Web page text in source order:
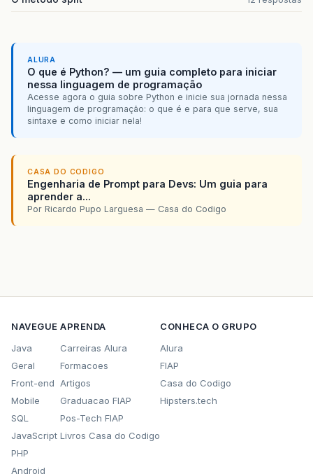
ALURA
O que é Python? — um guia completo para iniciar
nessa linguagem de programação
Acesse agora o guia sobre Python e inicie sua jornada nessa
linguagem de programação: o que é e para que serve, sua
sintaxe e como iniciar nela!
CASA DO CODIGO
Engenharia de Prompt para Devs: Um guia para
aprender a...
Por Ricardo Pupo Larguesa — Casa do Codigo
NAVEGUE
Java
Geral
Front-end
Mobile
SQL
JavaScript
PHP
Android
APRENDA
Carreiras Alura
Formacoes
Artigos
Graduacao FIAP
Pos-Tech FIAP
Livros Casa do Codigo
CONHECA O GRUPO
Alura
FIAP
Casa do Codigo
Hipsters.tech